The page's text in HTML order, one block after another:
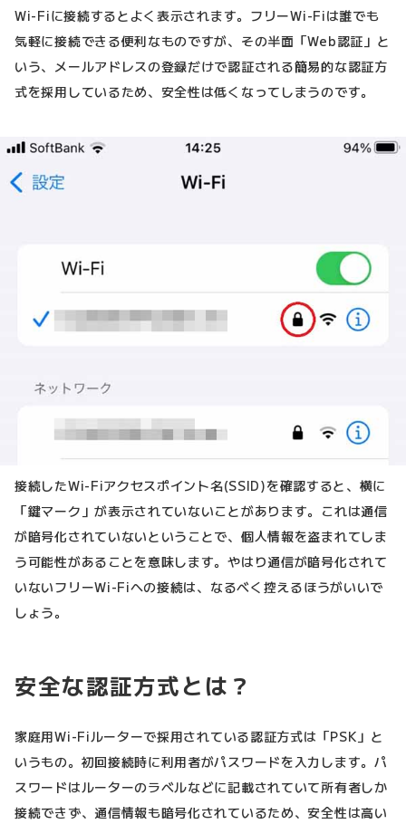
Wi-Fiに接続するとよく表示されます。フリーWi-Fiは誰でも
気軽に接続できる便利なものですが、その半面「Web認証」と
いう、メールアドレスの登録だけで認証される簡易的な認証方
式を採用しているため、安全性は低くなってしまうのです。
接続したWi-Fiアクセスポイント名(SSID)を確認すると、横に
「鍵マーク」が表示されていないことがあります。これは通信
が暗号化されていないということで、個人情報を盗まれてしま
う可能性があることを意味します。やはり通信が暗号化されて
いないフリーWi-Fiへの接続は、なるべく控えるほうがいいで
しょう。
安全な認証方式とは？
家庭用Wi-Fiルーターで採用されている認証方式は「PSK」と
いうもの。初回接続時に利用者がパスワードを入力します。パ
スワードはルーターのラベルなどに記載されていて所有者しか
接続できず、通信情報も暗号化されているため、安全性は高い